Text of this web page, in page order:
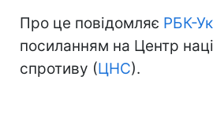
Про це повідомляє РБК-
посиланням на Центр
спротиву (ЦНС).